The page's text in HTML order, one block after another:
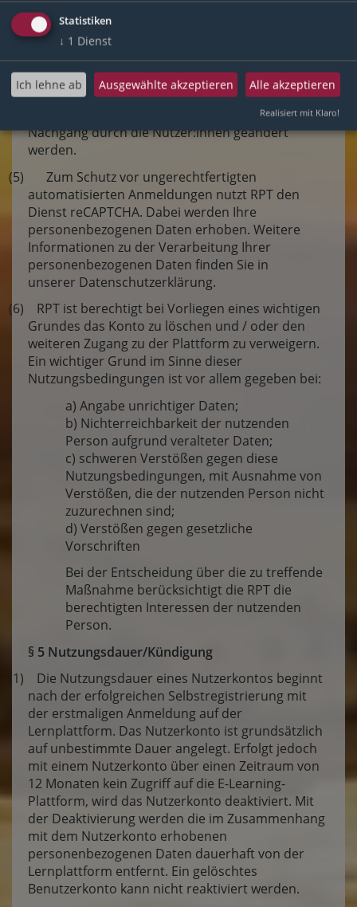
(4) Die Zugangsdaten in Sinne des § 4 (1) können
bei Verlust neu angefordert werden. Bei Verlust
der Zugangsdaten im Sinne des § 4 (2) können
Nutzer:innen auf Anfrage bei RPT auf einen
Account mit Zugangsdaten im Sinne des § 4 (1)
umgezogen werden. Hierbei wird zum Zugang ein
zufälliges Passwort vergeben. Dieses kann im
Nachgang durch die Nutzer:innen geändert
werden.
(5) Zum Schutz vor ungerechtfertigten
automatisierten Anmeldungen nutzt RPT den
Dienst reCAPTCHA. Dabei werden Ihre
personenbezogenen Daten erhoben. Weitere
Informationen zu der Verarbeitung Ihrer
personenbezogenen Daten finden Sie in
unserer Datenschutzerklärung.
(6) RPT ist berechtigt bei Vorliegen eines wichtigen
Grundes das Konto zu löschen und / oder den
weiteren Zugang zu der Plattform zu verweigern.
Ein wichtiger Grund im Sinne dieser
Nutzungsbedingungen ist vor allem gegeben bei:
a) Angabe unrichtiger Daten;
b) Nichterreichbarkeit der nutzenden
Person aufgrund veralteter Daten;
c) schweren Verstößen gegen diese
Nutzungsbedingungen, mit Ausnahme von
Verstößen, die der nutzenden Person nicht
zuzurechnen sind;
d) Verstößen gegen gesetzliche
Vorschriften
Bei der Entscheidung über die zu treffende
Maßnahme berücksichtigt die RPT die
berechtigten Interessen der nutzenden
Person.
§ 5 Nutzungsdauer/Kündigung
(1) Die Nutzungsdauer eines Nutzerkontos beginnt
nach der erfolgreichen Selbstregistrierung mit
der erstmaligen Anmeldung auf der
Lernplattform. Das Nutzerkonto ist grundsätzlich
auf unbestimmte Dauer angelegt. Erfolgt jedoch
mit einem Nutzerkonto über einen Zeitraum von
12 Monaten kein Zugriff auf die E-Learning-
Plattform, wird das Nutzerkonto deaktiviert. Mit
der Deaktivierung werden die im Zusammenhang
mit dem Nutzerkonto erhobenen
personenbezogenen Daten dauerhaft von der
Lernplattform entfernt. Ein gelöschtes
Benutzerkonto kann nicht reaktiviert werden.
Statistiken
↓ 1 Dienst
Ich lehne ab Ausgewählte akzeptieren Alle akzeptieren
Realisiert mit Klaro!